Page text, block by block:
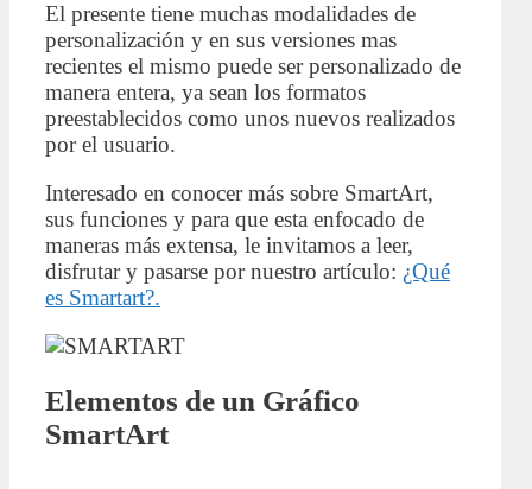
El presente tiene muchas modalidades de
personalización y en sus versiones mas
recientes el mismo puede ser personalizado de
manera entera, ya sean los formatos
preestablecidos como unos nuevos realizados
por el usuario.
Interesado en conocer más sobre SmartArt,
sus funciones y para que esta enfocado de
maneras más extensa, le invitamos a leer,
disfrutar y pasarse por nuestro artículo: ¿Qué
es Smartart?.
Elementos de un Gráfico
SmartArt